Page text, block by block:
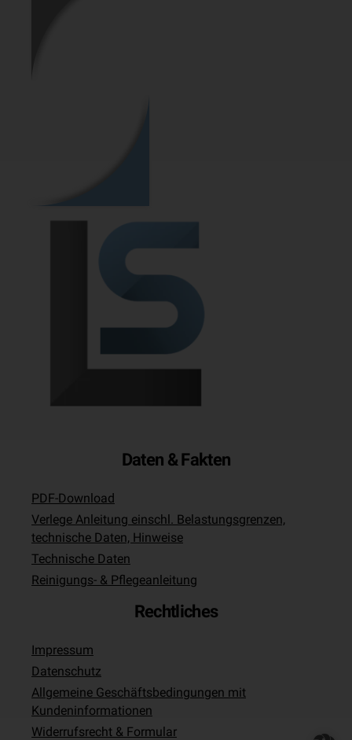
Daten & Fakten
PDF-Download
Verlege Anleitung einschl. Belastungsgrenzen,
technische Daten, Hinweise
Technische Daten
Reinigungs- & Pflegeanleitung
Rechtliches
Impressum
Datenschutz
Allgemeine Geschäftsbedingungen mit
Kundeninformationen
Widerrufsrecht & Formular